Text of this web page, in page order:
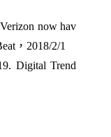
now hav
，2018/2/1
Digital Trend